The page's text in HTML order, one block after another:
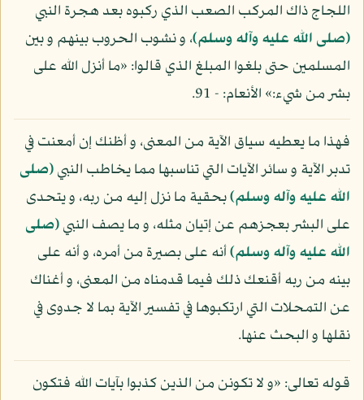
اللجاج ذاك المركب الصعب الذي ركبوه بعد هجرة النبي
(صلى الله عليه وآله وسلم)، و نشوب الحروب بينهم و بين
المسلمين حتى بلغوا المبلغ الذي قالوا: «ما أنزل الله على
بشر من شيء:» الأنعام: - 91.
فهذا ما يعطيه سياق الآية من المعنى، و أظنك إن أمعنت في
تدبر الآية و سائر الآيات التي تناسبها مما يخاطب النبي(صلى
الله عليه وآله وسلم)بحقية ما نزل إليه من ربه، و يتحدى
على البشر بعجزهم عن إتيان مثله، و ما يصف النبي(صلى
الله عليه وآله وسلم)أنه على بصيرة من أمره، و أنه على
بينه من ربه أقنعك ذلك فيما قدمناه من المعنى، و أغناك
عن التمحلات التي ارتكبوها في تفسير الآية بما لا جدوى في
نقلها و البحث عنها.
قوله تعالى: «و لا تكونن من الذين كذبوا بآيات الله فتكون